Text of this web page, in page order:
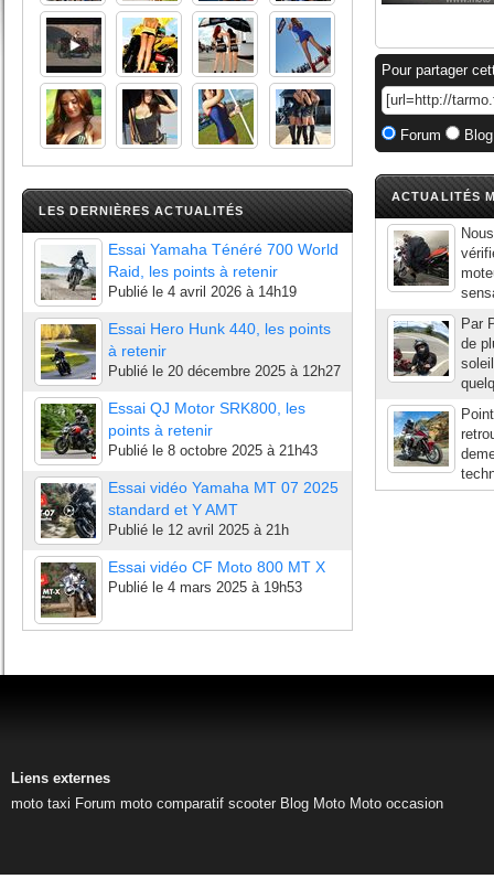
LES DERNIÈRES ACTUALITÉS
Essai Yamaha Ténéré 700 World
Raid, les points à retenir
Publié le 4 avril 2026 à 14h19
Essai Hero Hunk 440, les points
à retenir
Publié le 20 décembre 2025 à 12h27
Essai QJ Motor SRK800, les
points à retenir
Publié le 8 octobre 2025 à 21h43
Essai vidéo Yamaha MT 07 2025
standard et Y AMT
Publié le 12 avril 2025 à 21h
Essai vidéo CF Moto 800 MT X
Publié le 4 mars 2025 à 19h53
Pour partager
Forum
ACTUALITÉS
Par
de
Liens externes
moto taxi Forum moto comparatif scooter Blog Moto Moto occasion